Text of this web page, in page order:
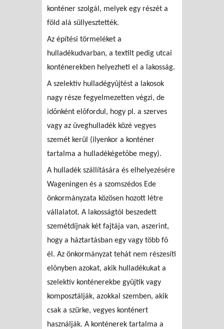
konténer szolgál, melyek egy részét a
föld alá süllyesztették.
Az építési törmeléket a
hulladékudvarban, a textilt pedig utcai
konténerekben helyezheti el a lakosság.
A szelektív hulladégyûjtést a lakosok
nagy része fegyelmezetten végzi, de
idõnként elõfordul, hogy pl. a szerves
vagy az üveghulladék közé vegyes
szemét kerül (ilyenkor a konténer
tartalma a hulladékégetõbe megy).
A hulladék szállítására és elhelyezésére
Wageningen és a szomszédos Ede
önkormányzata közösen hozott létre
vállalatot. A lakosságtól beszedett
szemétdíjnak két fajtája van, aszerint,
hogy a háztartásban egy vagy több fõ
él. Az önkormányzat tehát nem részesíti
elõnyben azokat, akik hulladékukat a
szelektív konténerekbe gyûjtik vagy
komposztálják, azokkal szemben, akik
csak a szürke, vegyes konténert
használják. A konténerek tartalma a